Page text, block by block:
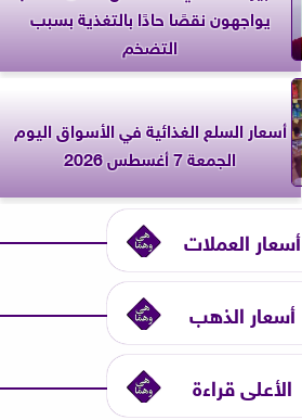
يواجهون نقصًا حادًا بالتغذية بسبب
التضخم
أسعار السلع الغذائية في الأسواق اليوم
الجمعة 7 أغسطس 2026
أسعار العملات
أسعار الذهب
الأعلى قراءة